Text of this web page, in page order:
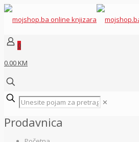
0
0.00 KM
✕
Prodavnica